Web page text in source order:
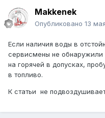
Makkenek
Опубликовано 13
Если наличия воды в
сервисмены не обнаружили
на горячей в допусках,
в топливо.
К статьи не